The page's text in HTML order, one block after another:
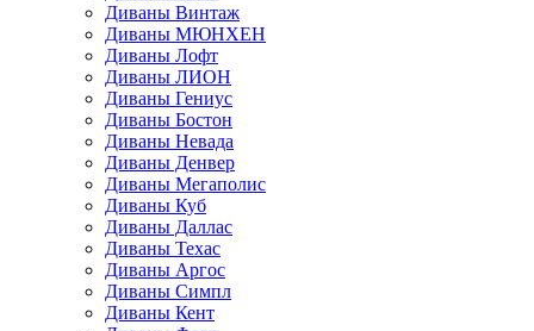
Диваны Винтаж
Диваны МЮНХЕН
Диваны Лофт
Диваны ЛИОН
Диваны Гениус
Диваны Бостон
Диваны Невада
Диваны Денвер
Диваны Мегаполис
Диваны Куб
Диваны Даллас
Диваны Техас
Диваны Аргос
Диваны Симпл
Диваны Кент